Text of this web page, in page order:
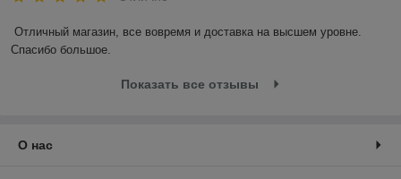
Отличный магазин, все вовремя и доставка на высшем уровне.
Спасибо большое.
Показать все отзывы
О нас